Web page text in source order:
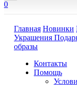
0
Главная Новинки
Украшения
образы
Контакты
Помощь